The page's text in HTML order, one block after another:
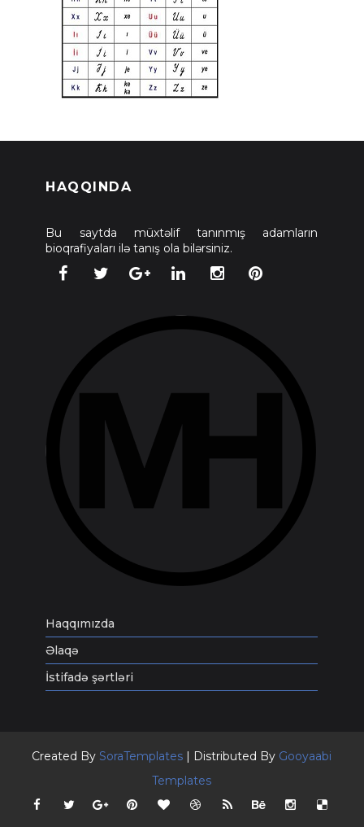
HAQQINDA
Bu saytda müxtəlif tanınmış adamların
bioqrafiyaları ilə tanış ola bilərsiniz.
Haqqımızda
Əlaqə
İstifadə şərtləri
Created BySoraTemplates | Distributed By Gooyaabi
Templates